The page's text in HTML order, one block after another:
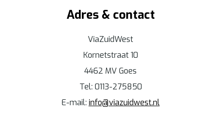
Adres & contact
ViaZuidWest
Kornetstraat 10
4462 MV Goes
Tel: 0113-275850
E-mail: info@viazuidwest.nl